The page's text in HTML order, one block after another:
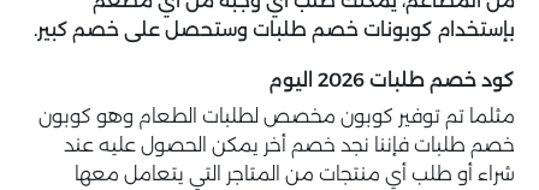
بإستخدام كوبونات خصم طلبات وستحصل على خصم كبير.
كود خصم طلبات 2026 اليوم
مثلما تم توفير كوبون مخصص لطلبات الطعام وهو كوبون
خصم طلبات فإننا نجد خصم أخر يمكن الحصول عليه عند
شراء أو طلب أي منتجات من المتاجر التي يتعامل معها